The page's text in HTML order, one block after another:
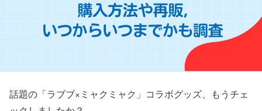
話題の「ラブブ×ミャクミャク」コラボグッズ、もうチェ